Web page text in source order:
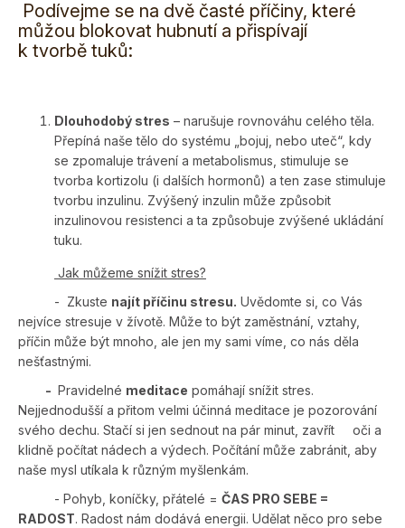
Podívejme se na dvě časté příčiny, které
můžou blokovat hubnutí a přispívají
k tvorbě tuků:
Dlouhodobý stres – narušuje rovnováhu celého těla.
Přepíná naše tělo do systému „bojuj, nebo uteč“, kdy
se zpomaluje trávení a metabolismus, stimuluje se
tvorba kortizolu (i dalších hormonů) a ten zase stimuluje
tvorbu inzulinu. Zvýšený inzulin může způsobit
inzulinovou resistenci a ta způsobuje zvýšené ukládání
tuku.
Jak můžeme snížit stres?
- Zkuste najít příčinu stresu. Uvědomte si, co Vás
nejvíce stresuje v žívotě. Může to být zaměstnání, vztahy,
příčin může být mnoho, ale jen my sami víme, co nás děla
nešťastnými.
- Pravidelné meditace pomáhají snížit stres.
Nejjednodušší a přitom velmi účinná meditace je pozorování
svého dechu. Stačí si jen sednout na pár minut, zavřít oči a
klidně počítat nádech a výdech. Počítání může zabránit, aby
naše mysl utíkala k různým myšlenkám.
- Pohyb, koníčky, přátelé = ČAS PRO SEBE =
RADOST. Radost nám dodává energii. Udělat něco pro sebe